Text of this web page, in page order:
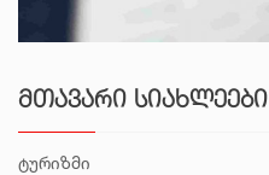
ᲛᲗᲐᲕᲐᲠᲘ ᲡᲘᲐᲮᲚᲔᲔᲑᲘ
ტურიზმი